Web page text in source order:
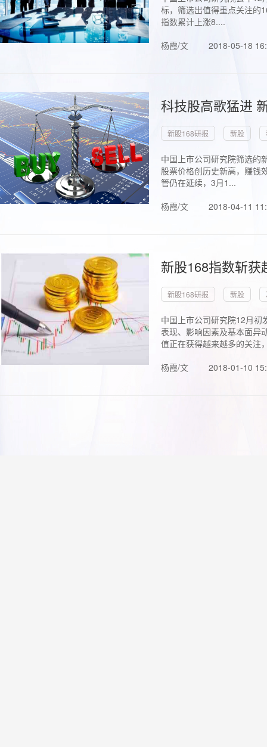
标，筛选出值得重点关注的
指数累计上涨8....
杨霞/文
2018-05-18
科技股高歌猛进
新股168研报 新股
中国上市公司研究院筛选的
股票价格创历史新高，赚钱
管仍在延续，3月1...
杨霞/文
2018-04-11
新股168指数斩
新股168研报 新股
中国上市公司研究院12月初
表现、影响因素及基本面异
值正在获得越来越多的关注
杨霞/文
2018-01-10